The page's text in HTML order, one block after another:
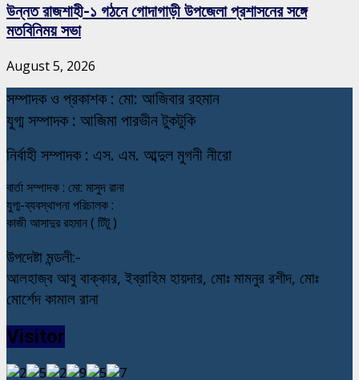
উন্নত রাজশাহী-১ গঠনে গোদাগাড়ী উপজেলা প্রশাসনের সঙ্গে
মতবিনিময় সভা
August 5, 2026
সম্পাদক ও প্রকাশক : মো: আজিবার রহমান
যুগ্ম সম্পাদক : আজিমা পারভীন টুকটুকি
নির্বাহী সম্পাদক : এস. এম. আব্দুল মুগনী নীরো
বার্তা সম্পাদক : মো: মাসুদ রানা
যুগ্ম-ব্যবস্থাপনা পরিচালক :
কাজী আসাদুর রহমান ( টিটু )
উপদেষ্টা মন্ডলী:-
আলহাজ্ব আবু বাক্কার, ইব্রাহিম হায়দার, মোঃ মামনুর রশীদ, মোঃ
মোর্শেদ কামাল রানা
Visitor